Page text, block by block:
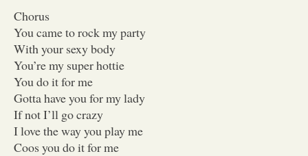
Chorus
You came to rock my party
With your sexy body
You’re my super hottie
You do it for me
Gotta have you for my lady
If not I’ll go crazy
I love the way you play me
Coos you do it for me